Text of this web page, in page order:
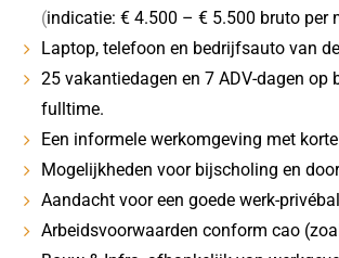
(indicatie: € 4.500 – € 5.500 bruto per
Laptop, telefoon en bedrijfsauto van
25 vakantiedagen en 7 ADV-dagen op
fulltime.
Een informele werkomgeving met
Mogelijkheden voor bijscholing en
Aandacht voor een goede werk-
Arbeidsvoorwaarden conform cao